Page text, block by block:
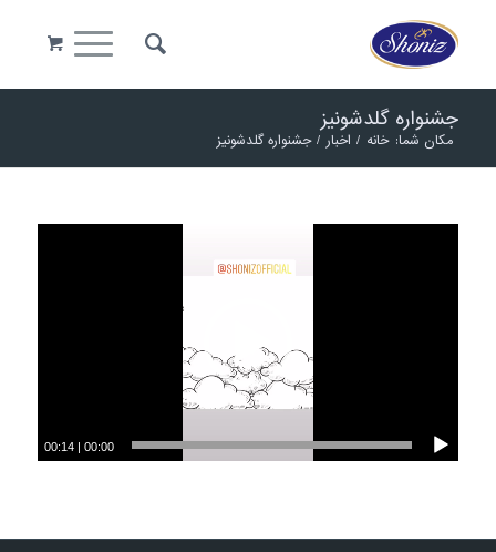
جشنواره گلدشونیز
مکان شما: خانه / اخبار / جشنواره گلدشونیز
00:00
|
00:14